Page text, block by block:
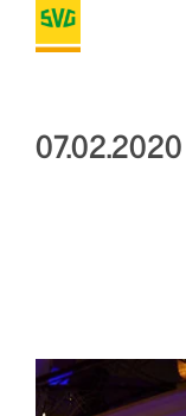
07.02.2020